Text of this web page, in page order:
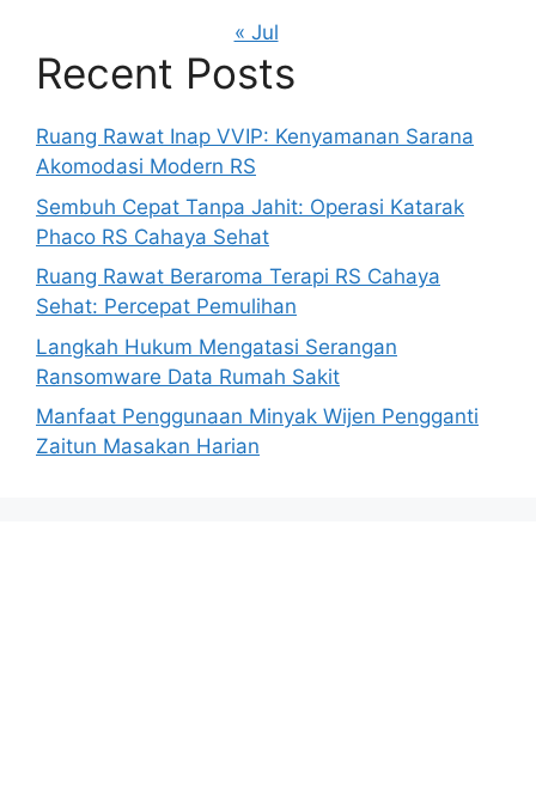
« Jul
Recent Posts
Ruang Rawat Inap VVIP: Kenyamanan Sarana
Akomodasi Modern RS
Sembuh Cepat Tanpa Jahit: Operasi Katarak
Phaco RS Cahaya Sehat
Ruang Rawat Beraroma Terapi RS Cahaya
Sehat: Percepat Pemulihan
Langkah Hukum Mengatasi Serangan
Ransomware Data Rumah Sakit
Manfaat Penggunaan Minyak Wijen Pengganti
Zaitun Masakan Harian